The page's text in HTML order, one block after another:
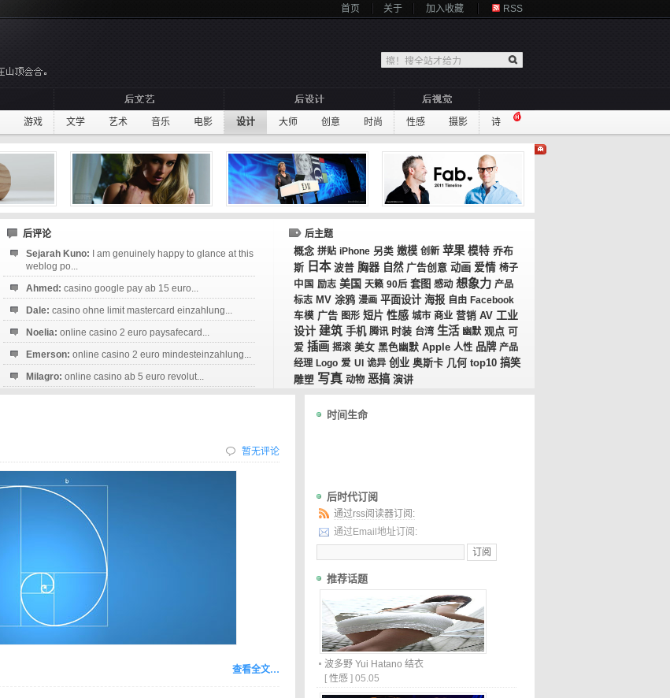
首页 关于 加入收藏 RSS
游戏 文学 艺术 音乐 电影 设计 大师 创意 时尚 性感 摄影 诗
后评论
Sejarah Kuno:
I am genuinely happy to glance at this
weblog po...
Ahmed: casino google pay ab 15 euro...
Dale: casino ohne limit mastercard einzahlung...
Noelia: online casino 2 euro paysafecard...
Emerson: online casino 2 euro mindesteinzahlung...
Milagro: online casino ab 5 euro revolut...
后主题
概念 拼贴 iPhone 另类 嫩模 创新 苹果 模特 乔布
斯 日本 波普 胸器 自然 广告创意 动画 爱情 椅子
中国 励志 美国 天籁 90后 套图 感动 想象力 产品
标志 MV 涂鸦 漫画 平面设计 海报 自由 Facebook
车模 广告 图形 短片 性感 城市 商业 营销 AV 工业
设计 建筑 手机 腾讯 时装 台湾 生活 幽默 观点 可
爱 插画 摇滚 美女 黑色幽默 Apple 人性 品牌 产品
经理 Logo 爱 UI 诡异 创业 奥斯卡 几何 top10 搞笑
雕塑 写真 动物 恶搞 演讲
暂无评论
查看全文…
时间生命
后时代订阅
通过rss阅读器订阅:
通过Email地址订阅:
推荐话题
波多野 Yui Hatano 结衣
[ 性感 ] 05.05